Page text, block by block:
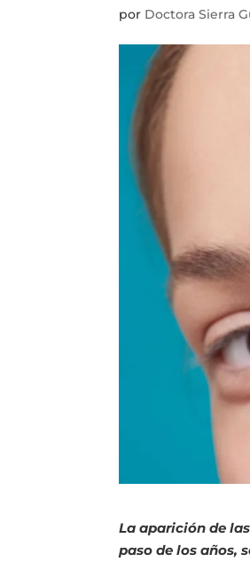
por Doctora Sierra
La aparición de
paso de los años,